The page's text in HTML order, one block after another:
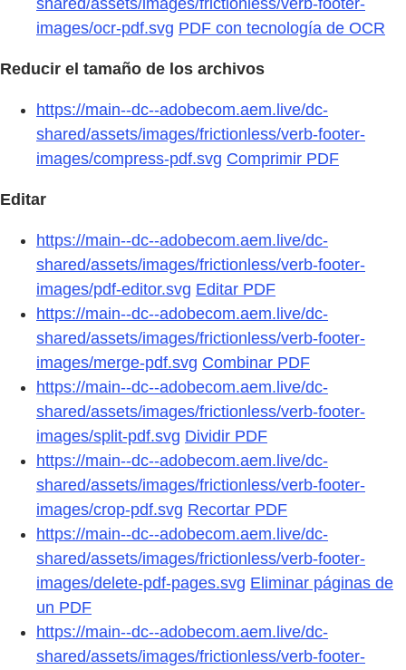
images/ocr-pdf.svg PDF con tecnología de OCR
Reducir el tamaño de los archivos
https://main--dc--adobecom.aem.live/dc-
shared/assets/images/frictionless/verb-footer-
images/compress-pdf.svg Comprimir PDF
Editar
https://main--dc--adobecom.aem.live/dc-
shared/assets/images/frictionless/verb-footer-
images/pdf-editor.svg Editar PDF
https://main--dc--adobecom.aem.live/dc-
shared/assets/images/frictionless/verb-footer-
images/merge-pdf.svg Combinar PDF
https://main--dc--adobecom.aem.live/dc-
shared/assets/images/frictionless/verb-footer-
images/split-pdf.svg Dividir PDF
https://main--dc--adobecom.aem.live/dc-
shared/assets/images/frictionless/verb-footer-
images/crop-pdf.svg Recortar PDF
https://main--dc--adobecom.aem.live/dc-
shared/assets/images/frictionless/verb-footer-
images/delete-pdf-pages.svg Eliminar páginas de
un PDF
https://main--dc--adobecom.aem.live/dc-
shared/assets/images/frictionless/verb-footer-